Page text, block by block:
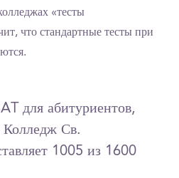
«тесты
что стандартные тесты при
для абитуриентов,
Св.
1005 из 1600